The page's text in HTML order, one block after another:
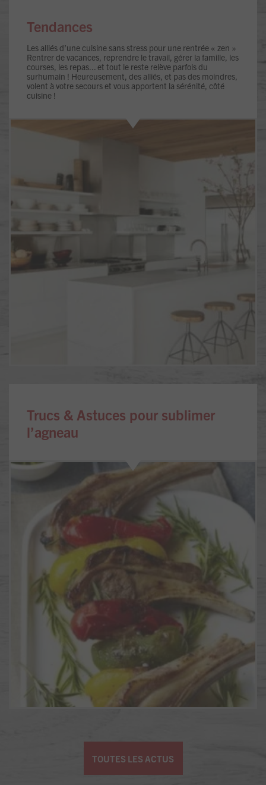
Tendances
Les alliés d’une cuisine sans stress pour une rentrée « zen »
Rentrer de vacances, reprendre le travail, gérer la famille, les
courses, les repas... et tout le reste relève parfois du
surhumain ! Heureusement, des alliés, et pas des moindres,
volent à votre secours et vous apportent la sérénité, côté
cuisine !
Trucs & Astuces pour sublimer
l’agneau
TOUTES LES ACTUS